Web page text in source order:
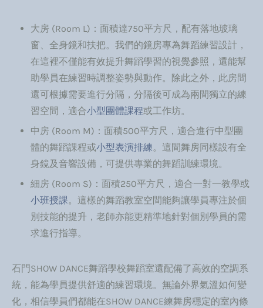
大房 (Room L)：面積達750平方尺，配有落地玻璃
窗、全身鏡和扶把。我們的鏡房專為舞蹈練習設計，
在這裡不僅能有效提升舞蹈學習的視覺參照，還能幫
助學員在練習時調整姿勢與動作。除此之外，此房間
還可根據需要進行分隔，分隔後可成為兩間獨立的練
習空間，適合小型團體課程或工作坊。
中房 (Room M)：面積500平方尺，適合進行中型團
體的舞蹈課程或小型表演排練。這間舞房同樣設有全
身鏡及音響設備，可提供專業的舞蹈訓練環境。
細房 (Room S)：面積250平方尺，適合一對一教學或
小班授課。這樣的舞蹈教室空間能夠讓學員專注於個
別技能的提升，老師亦能更精準地針對個別學員的需
求進行指導。
石門SHOW DANCE舞蹈學校舞蹈室還配備了高效的空調系
統，能為學員提供舒適的練習環境。無論外界氣溫如何變
化，相信學員們都能在SHOW DANCE練舞房穩定的室內條